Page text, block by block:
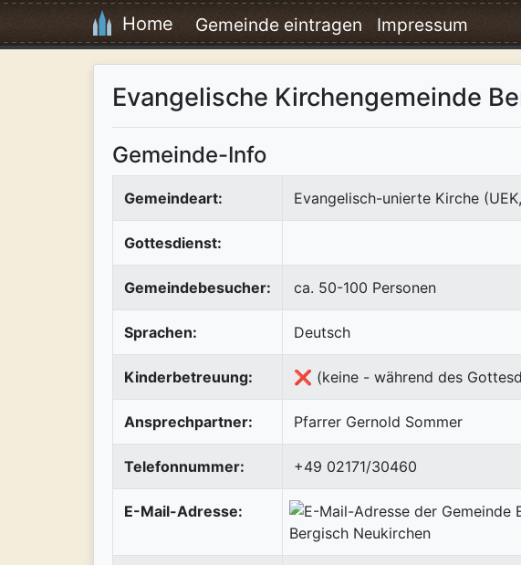
Home Gemeinde eintragen Impressum
Evangelische Kirchengemeinde
Gemeinde-Info
Gemeindeart: Evangelisch-unierte Kirche
Gottesdienst:
Gemeindebesucher: ca. 50-100 Personen
Sprachen: Deutsch
Kinderbetreuung: ❌ (keine - während des
Ansprechpartner: Pfarrer Gernold Sommer
Telefonnummer: +49 02171/30460
E-Mail-Adresse: